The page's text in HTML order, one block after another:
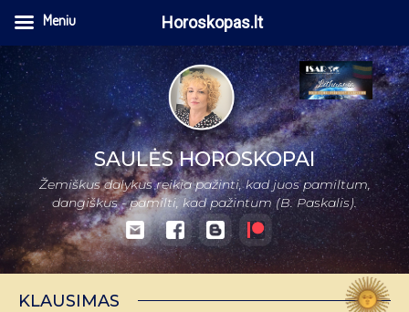
SAULĖS HOROSKOPAI
Žemiškus dalykus reikia pažinti, kad juos pamiltum,
dangiškus - pamilti, kad pažintum (B. Paskalis).
KLAUSIMAS
Meniu Horoskopas.lt